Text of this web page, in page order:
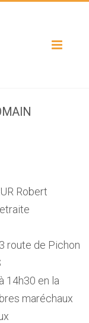
Toggle
Robert
route de Pichon
14h30 en la
maréchaux